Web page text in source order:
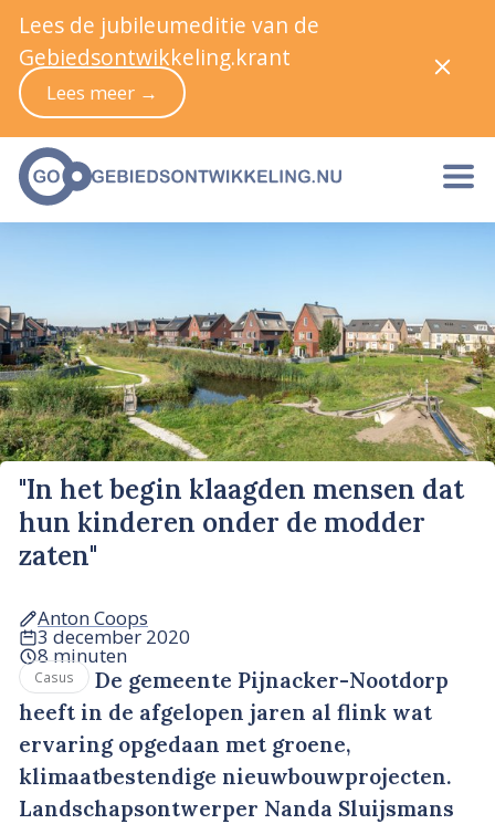
"In het begin klaagden mensen dat
hun kinderen onder de modder
zaten"
Anton Coops
3 december 2020
8 minuten
Casus
De gemeente Pijnacker-Nootdorp
heeft in de afgelopen jaren al flink wat
ervaring opgedaan met groene,
klimaatbestendige nieuwbouwprojecten.
Landschapsontwerper Nanda Sluijsmans
Lees de jubileumeditie van de
Gebiedsontwikkeling.krant
Lees meer →